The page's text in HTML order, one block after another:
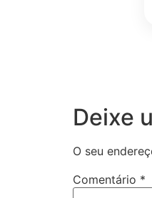
Deixe
O seu
Comentário *